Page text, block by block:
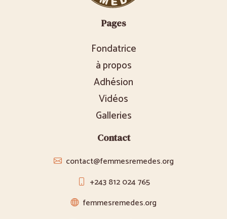
Pages
Fondatrice
à propos
Adhésion
Vidéos
Galleries
Contact
contact@femmesremedes.org
+243 812 024 765
femmesremedes.org